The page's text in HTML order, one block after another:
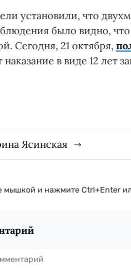
установили, что
было видно,
Сегодня, 21 октября,
в виде 12 лет
Ясинская
мышкой и нажмите Ctrl+Enter